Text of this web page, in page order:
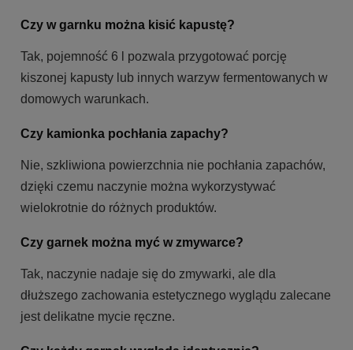
Czy w garnku można kisić kapustę?
Tak, pojemność 6 l pozwala przygotować porcję
kiszonej kapusty lub innych warzyw fermentowanych w
domowych warunkach.
Czy kamionka pochłania zapachy?
Nie, szkliwiona powierzchnia nie pochłania zapachów,
dzięki czemu naczynie można wykorzystywać
wielokrotnie do różnych produktów.
Czy garnek można myć w zmywarce?
Tak, naczynie nadaje się do zmywarki, ale dla
dłuższego zachowania estetycznego wyglądu zalecane
jest delikatne mycie ręczne.